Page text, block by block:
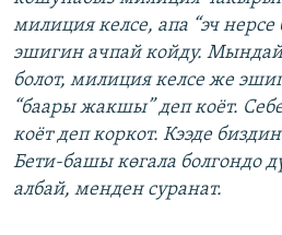
милиция келсе, апа “эч нерсе
эшигин ачпай койду. Мындай
болот, милиция келсе же
“баары жакшы” деп коёт.
коёт деп коркот. Кээде
Бети-башы көгала болгондо
албай, менден суранат.